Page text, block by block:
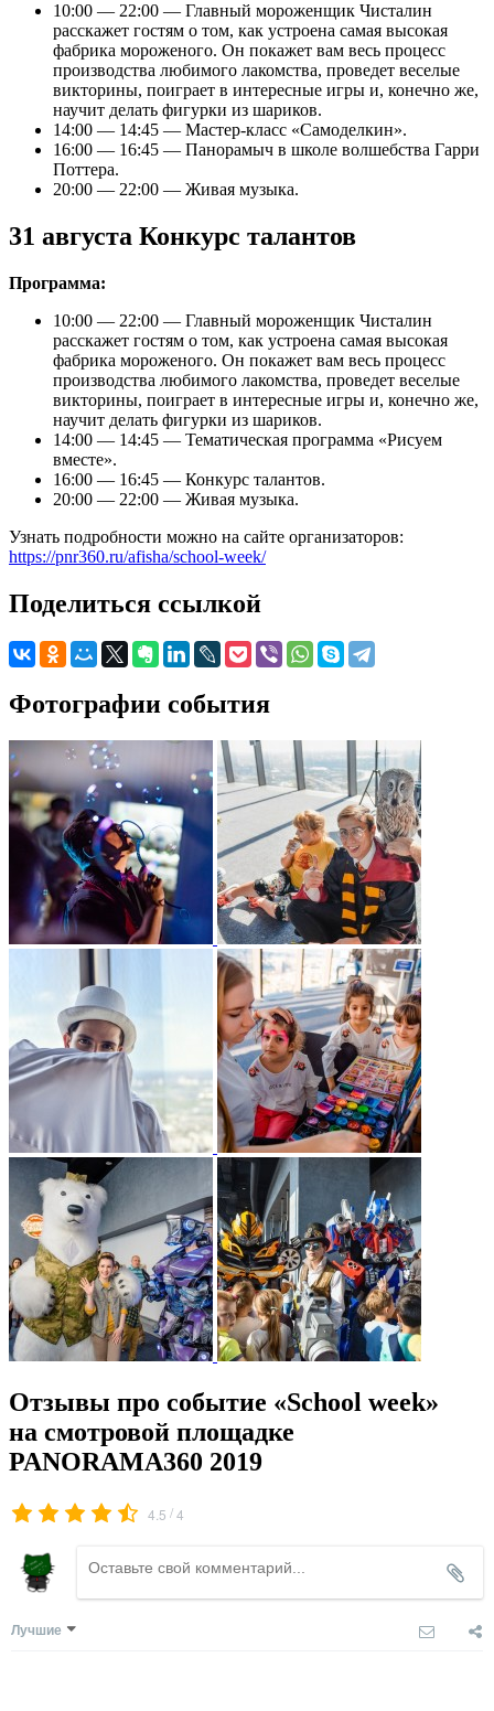
10:00 — 22:00 — Главный мороженщик Чисталин
расскажет гостям о том, как устроена самая высокая
фабрика мороженого. Он покажет вам весь процесс
производства любимого лакомства, проведет веселые
викторины, поиграет в интересные игры и, конечно же,
научит делать фигурки из шариков.
14:00 — 14:45 — Мастер-класс «Самоделкин».
16:00 — 16:45 — Панорамыч в школе волшебства Гарри
Поттера.
20:00 — 22:00 — Живая музыка.
31 августа Конкурс талантов
Программа:
10:00 — 22:00 — Главный мороженщик Чисталин
расскажет гостям о том, как устроена самая высокая
фабрика мороженого. Он покажет вам весь процесс
производства любимого лакомства, проведет веселые
викторины, поиграет в интересные игры и, конечно же,
научит делать фигурки из шариков.
14:00 — 14:45 — Тематическая программа «Рисуем
вместе».
16:00 — 16:45 — Конкурс талантов.
20:00 — 22:00 — Живая музыка.
Узнать подробности можно на сайте организаторов:
https://pnr360.ru/afisha/school-week/
Поделиться ссылкой
Фотографии события
Отзывы про событие «School week»
на смотровой площадке
PANORAMA360 2019
4.5 /4
Лучшие